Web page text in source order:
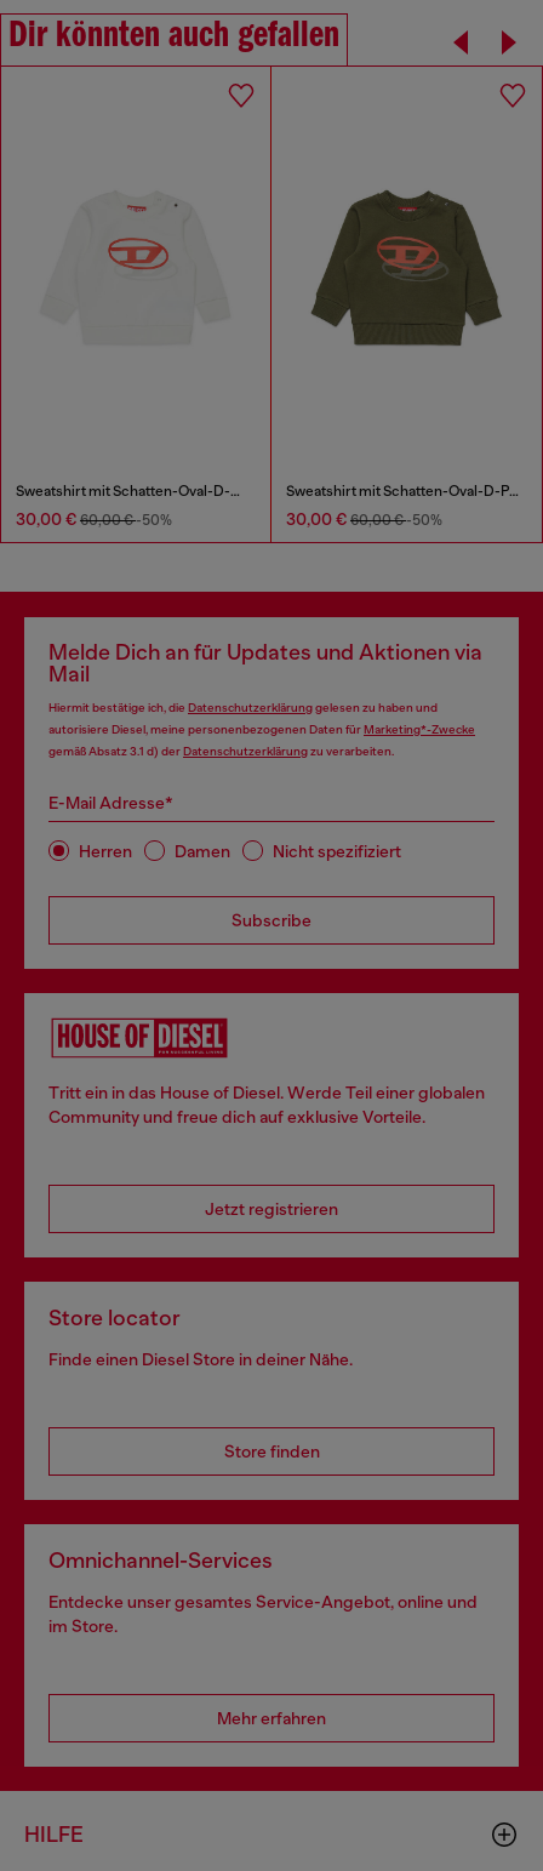
Dir könnten auch gefallen
Sweatshirt mit Schatten-Oval-D-Print
30,00 € 60,00 €-50%
Sweatshirt mit Schatten-Oval-D-Print
30,00 € 60,00 €-50%
Melde Dich an für Updates und Aktionen via
Mail
Hiermit bestätige ich, die Datenschutzerklärunggelesen zu haben und
autorisiere Diesel, meine personenbezogenen Daten fürMarketing*-Zwecke
gemäß Absatz 3.1 d) derDatenschutzerklärungzu verarbeiten.
E-Mail Adresse*
Herren Damen Nicht spezifiziert
Subscribe
Tritt ein in das House of Diesel. Werde Teil einer globalen
Community und freue dich auf exklusive Vorteile.
Jetzt registrieren
Store locator
Finde einen Diesel Store in deiner Nähe.
Store finden
Omnichannel-Services
Entdecke unser gesamtes Service-Angebot, online und
im Store.
Mehr erfahren
HILFE